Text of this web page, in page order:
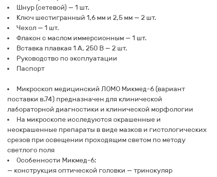
Шнур (сетевой) — 1 шт.
Ключ шестигранный 1,6 мм и 2,5 мм — 2 шт.
Чехол — 1 шт.
Флакон с маслом иммерсионным — 1 шт.
Вставка плавкая 1 А, 250 В — 2 шт.
Руководство по эксплуатации
Паспорт
Микроскоп медицинский ЛОМО Микмед-6 (вариант
поставки в.74) предназначен для клинической
лабораторной диагностики и клинической морфологии
На микроскопе исследуются окрашенные и
неокрашенные препараты в виде мазков и гистологических
срезов при освещении проходящим светом по методу
светлого поля
Особенности Микмед-6:
— конструкция оптической головки — тринокуляр